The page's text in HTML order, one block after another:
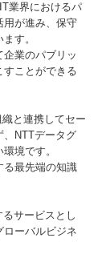
業界におけるパ
用が進み、保守
す。
業のパブリッ
すことができる
と連携してセー
、NTTデータグ
境です。
る最先端の知識
サービスとし
ーバルビジネ